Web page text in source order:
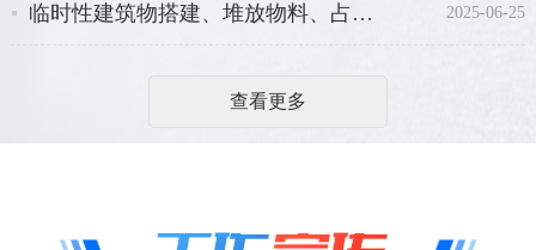
临时性建筑物搭建、堆放物料、占道施工审批 2025-06-25
查看更多